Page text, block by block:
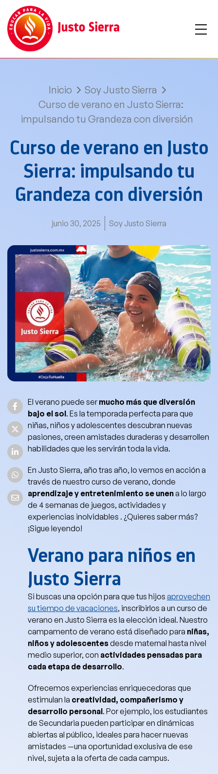
Inicio
Soy Justo Sierra
Curso de verano en Justo Sierra:
impulsando tu Grandeza con diversión
Curso de verano en Justo
Sierra: impulsando tu
Grandeza con diversión
junio 30, 2025 Soy Justo Sierra
El verano puede sermucho más que diversión
bajo el sol. Es la temporada perfecta para que
niñas, niños y adolescentes descubran nuevas
pasiones, creen amistades duraderas y desarrollen
habilidades que les servirán toda la vida.
En Justo Sierra, año tras año, lo vemos en acción a
través de nuestro curso de verano, donde
aprendizaje y entretenimiento se unena lo largo
de 4 semanas de juegos, actividades y
experiencias inolvidables . ¿Quieres saber más?
¡Sigue leyendo!
Verano para niños en
Justo Sierra
Si buscas una opción para que tus hijos aprovechen
su tiempo de vacaciones, inscribirlos a un curso de
verano en Justo Sierra es la elección ideal. Nuestro
campamento de verano está diseñado para niñas,
niños y adolescentesdesde maternal hasta nivel
medio superior, con actividades pensadas para
cada etapa de desarrollo.
Ofrecemos experiencias enriquecedoras que
estimulan la creatividad, compañerismo y
desarrollo personal. Por ejemplo, los estudiantes
de Secundaria pueden participar en dinámicas
abiertas al público, ideales para hacer nuevas
amistades —una oportunidad exclusiva de ese
nivel, sujeta a la oferta de cada campus.